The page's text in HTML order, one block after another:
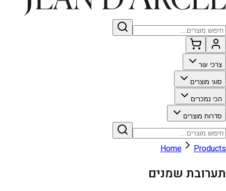
צרכי עור
סוגי מוצרים
הכי נמכרים
סדרות מוצרים
Home Products
תערובת שמנים